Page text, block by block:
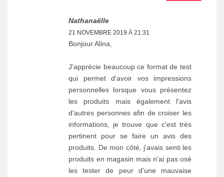
Nathanaëlle
21 NOVEMBRE 2019 À 21:31
Bonjour Alina,
J'apprécie beaucoup ce format de test
qui permet d'avoir vos impressions
personnelles lorsque vous présentez
les produits mais également l'avis
d'autres personnes afin de croiser les
informations, je trouve que c'est très
pertinent pour se faire un avis des
produits. De mon côté, j'avais senti les
produits en magasin mais n'ai pas osé
les tester de peur d'une mauvaise